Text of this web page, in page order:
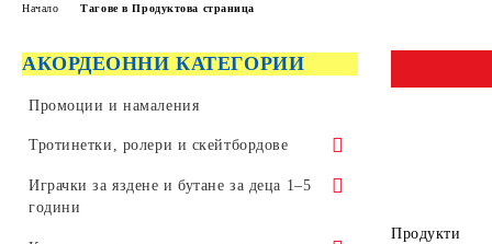
АКОРДЕОННИ КАТЕГОРИИ
Промоции и намаления
Тротинетки, ролери и скейтбордове
Тротинетки за трикове и скачане
Играчки за яздене и бутане за деца 1–5
години
Начало Тагове в Продуктова страница
Продукти